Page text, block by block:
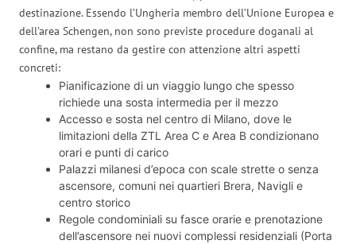
destinazione. Essendo l’Ungheria membro dell’Unione Europea e
dell’area Schengen, non sono previste procedure doganali al
confine, ma restano da gestire con attenzione altri aspetti
concreti:
Pianificazione di un viaggio lungo che spesso
richiede una sosta intermedia per il mezzo
Accesso e sosta nel centro di Milano, dove le
limitazioni della ZTL Area C e Area B condizionano
orari e punti di carico
Palazzi milanesi d’epoca con scale strette o senza
ascensore, comuni nei quartieri Brera, Navigli e
centro storico
Regole condominiali su fasce orarie e prenotazione
dell’ascensore nei nuovi complessi residenziali (Porta